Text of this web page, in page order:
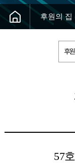
후원의 집
후
57